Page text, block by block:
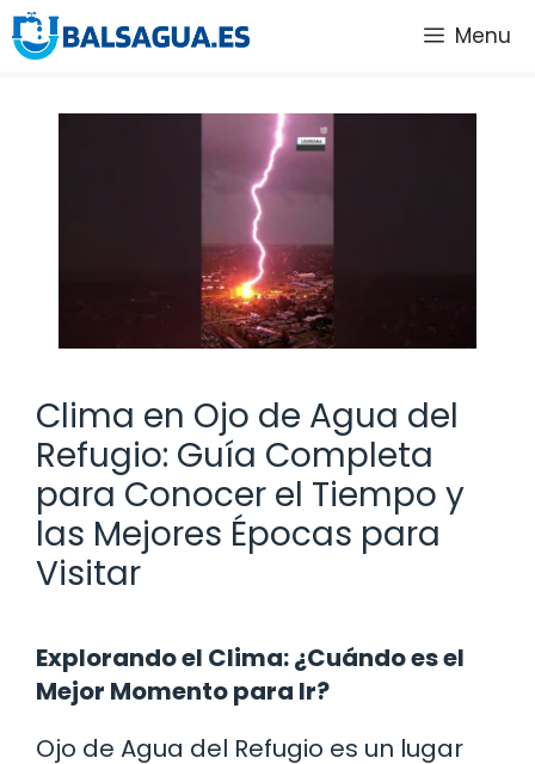
Saltar
al
Menu
Clima en Ojo de Agua del
Refugio: Guía Completa
para Conocer el Tiempo y
las Mejores Épocas para
Visitar
Explorando el Clima: ¿Cuándo es el
Mejor Momento para Ir?
Ojo de Agua del Refugio es un lugar